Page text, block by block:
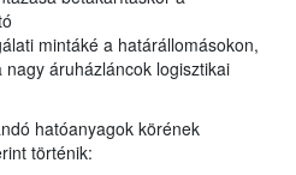
mintáké a határállomásokon,
áruházláncok logisztikai
hatóanyagok körének
történik: